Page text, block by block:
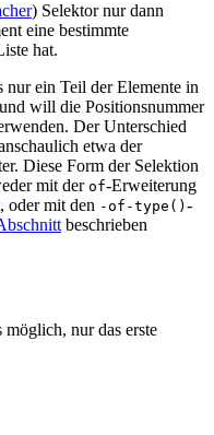
) Selektor nur dann
eine bestimmte
hat.
nur ein Teil der Elemente in
will die Positionsnummer
Der Unterschied
etwa der
Diese Form der Selektion
mit der of-Erweiterung
oder mit den -of-type() -
beschrieben
möglich, nur das erste